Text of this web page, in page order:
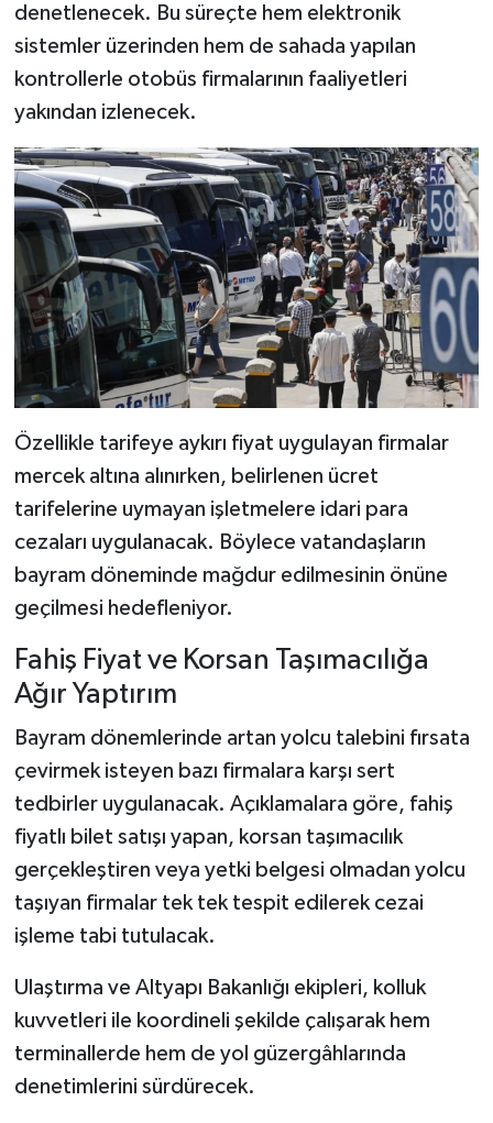
denetlenecek. Bu süreçte hem elektronik
sistemler üzerinden hem de sahada yapılan
kontrollerle otobüs firmalarının faaliyetleri
yakından izlenecek.
Özellikle tarifeye aykırı fiyat uygulayan firmalar
mercek altına alınırken, belirlenen ücret
tarifelerine uymayan işletmelere idari para
cezaları uygulanacak. Böylece vatandaşların
bayram döneminde mağdur edilmesinin önüne
geçilmesi hedefleniyor.
Fahiş Fiyat ve Korsan Taşımacılığa
Ağır Yaptırım
Bayram dönemlerinde artan yolcu talebini fırsata
çevirmek isteyen bazı firmalara karşı sert
tedbirler uygulanacak. Açıklamalara göre, fahiş
fiyatlı bilet satışı yapan, korsan taşımacılık
gerçekleştiren veya yetki belgesi olmadan yolcu
taşıyan firmalar tek tek tespit edilerek cezai
işleme tabi tutulacak.
Ulaştırma ve Altyapı Bakanlığı ekipleri, kolluk
kuvvetleri ile koordineli şekilde çalışarak hem
terminallerde hem de yol güzergâhlarında
denetimlerini sürdürecek.
Siyaset Haberleri
Dünya Haberleri
Yerel Haberler
Haber Arşivi